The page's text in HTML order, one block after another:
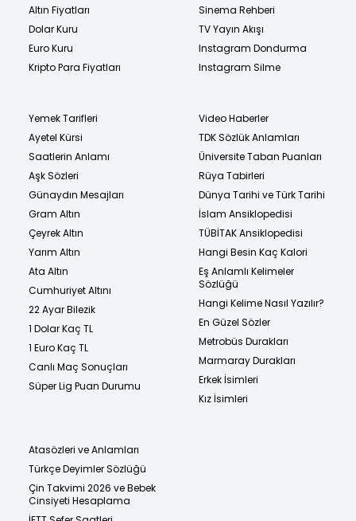
Altın Fiyatları
Dolar Kuru
Euro Kuru
Kripto Para Fiyatları
Sinema Rehberi
TV Yayın Akışı
Instagram Dondurma
Instagram Silme
Yemek Tarifleri
Ayetel Kürsi
Saatlerin Anlamı
Aşk Sözleri
Günaydın Mesajları
Gram Altın
Çeyrek Altın
Yarım Altın
Ata Altın
Cumhuriyet Altını
22 Ayar Bilezik
1 Dolar Kaç TL
1 Euro Kaç TL
Canlı Maç Sonuçları
Süper Lig Puan Durumu
Video Haberler
TDK Sözlük Anlamları
Üniversite Taban Puanları
Rüya Tabirleri
Dünya Tarihi ve Türk Tarihi
İslam Ansiklopedisi
TÜBİTAK Ansiklopedisi
Hangi Besin Kaç Kalori
Eş Anlamlı Kelimeler
Sözlüğü
Hangi Kelime Nasıl Yazılır?
En Güzel Sözler
Metrobüs Durakları
Marmaray Durakları
Erkek İsimleri
Kız İsimleri
Atasözleri ve Anlamları
Türkçe Deyimler Sözlüğü
Çin Takvimi 2026 ve Bebek
Cinsiyeti Hesaplama